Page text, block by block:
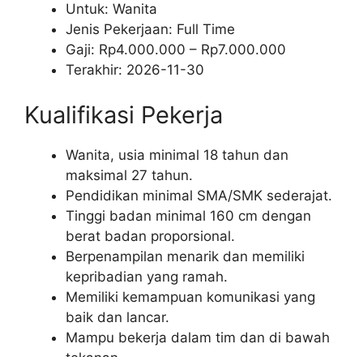
Untuk: Wanita
Jenis Pekerjaan: Full Time
Gaji: Rp4.000.000 – Rp7.000.000
Terakhir: 2026-11-30
Kualifikasi Pekerja
Wanita, usia minimal 18 tahun dan
maksimal 27 tahun.
Pendidikan minimal SMA/SMK sederajat.
Tinggi badan minimal 160 cm dengan
berat badan proporsional.
Berpenampilan menarik dan memiliki
kepribadian yang ramah.
Memiliki kemampuan komunikasi yang
baik dan lancar.
Mampu bekerja dalam tim dan di bawah